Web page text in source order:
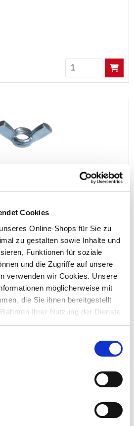
Cookies
Online-Shops für Sie zu
zu gestalten sowie Inhalte und
Funktionen für soziale
und die Zugriffe auf unsere
verwenden wir Cookies. Unsere
möglicherweise mit
die Sie ihnen bereitgestellt
Ihrer Nutzung der Dienste
Menge
DIN 315 2 Stück
Menge
4 Stück aus Stahl, galvanisch